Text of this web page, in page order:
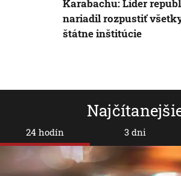
24 hodín 3 dni
Karabachu: Líder
nariadil rozpustiť
štátne inštitúcie